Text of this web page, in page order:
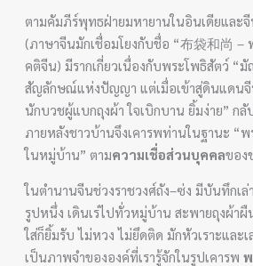
ตามคัมภีร์พุทธฝ่ายมหายานในอินเดียและ
(ภาษาจีนมักเชื่อมโยงกับชื่อ “布袋和尚 –
คติจีน) มีรากเกี่ยวเนื่องกับพระโพธิสัตว์ “
สัญลักษณ์แห่งปัญญา แต่เมื่อเข้าสู่ดินแดน
นักบวชผู้แบกถุงผ้า ใจเบิกบาน ยิ้มง่าย” ก
ภายหลังชาวบ้านจึงเคารพท่านในฐานะ “
ในหมู่บ้าน” ตามความเชื่อส่วนบุคคลของ
ในตำนานจีนช่วงราชวงศ์ถัง–ซ่ง มีบันทึกเ
รูปหนึ่ง เดินเร่ไปทั่วหมู่บ้าน สะพายถุงผ้าผื
ใส่ก็ยิ้มรับ ไม่หวง ไม่ยึดติด มักหัวเราะและ
เป็นภาพจำขององค์ที่เรารู้จักในรูปเคารพ